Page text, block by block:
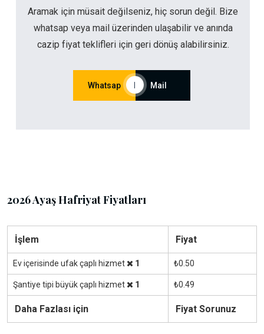
Aramak için müsait değilseniz, hiç sorun değil. Bize
whatsap veya mail üzerinden ulaşabilir ve anında
cazip fiyat teklifleri için geri dönüş alabilirsiniz.
Whatsap | Mail
2026 Ayaş Hafriyat Fiyatları
İşlem Fiyat
Ev içerisinde ufak çaplı hizmet 1 ₺0.50
Şantiye tipi büyük çaplı hizmet 1 ₺0.49
Daha Fazlası için Fiyat Sorunuz